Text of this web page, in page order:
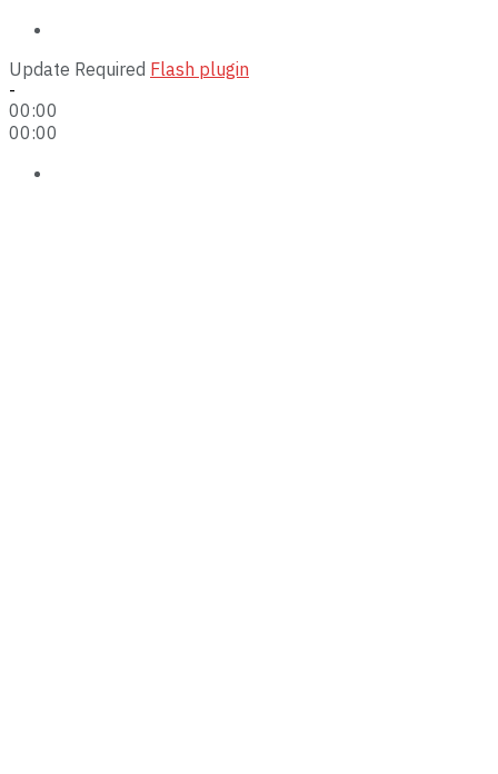
Update Required Flash plugin
-
00:00
00:00